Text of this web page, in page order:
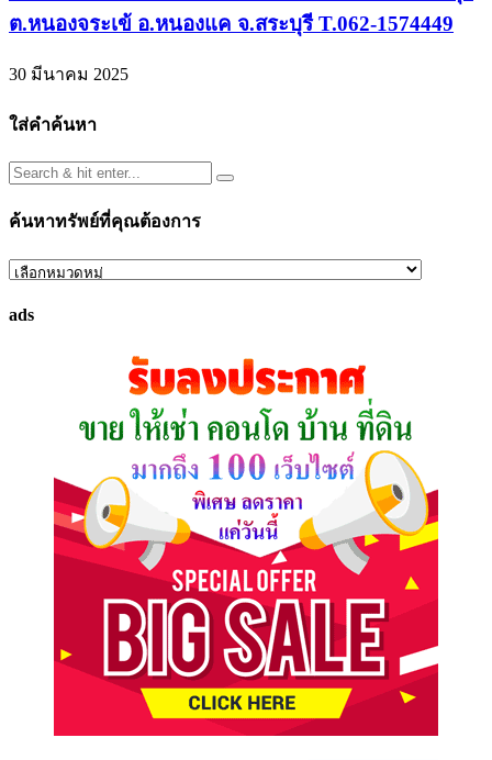
ต.หนองจระเข้ อ.หนองแค จ.สระบุรี T.062-1574449
30 มีนาคม 2025
ใส่คำค้นหา
ค้นหาทรัพย์ที่คุณต้องการ
ค้นหา
ที่
ads